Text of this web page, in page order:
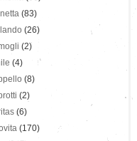
(83)
(26)
(2)
(4)
(8)
(2)
(6)
(170)